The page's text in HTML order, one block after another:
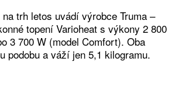
trh letos uvádí výrobce Truma –
topení Varioheat s výkony 2 800
3 700 W (model Comfort). Oba
podobu a váží jen 5,1 kilogramu.